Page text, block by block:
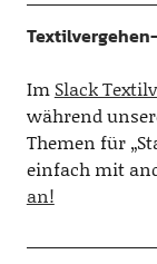
Im Slack
während
Themen für
einfach mit
an!